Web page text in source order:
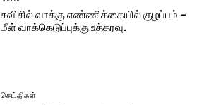
சுவிசில் வாக்கு எண்ணிக்கையில் குழப்பம் –
மீள் வாக்கெடுப்புக்கு உத்தரவு.
செய்திகள்